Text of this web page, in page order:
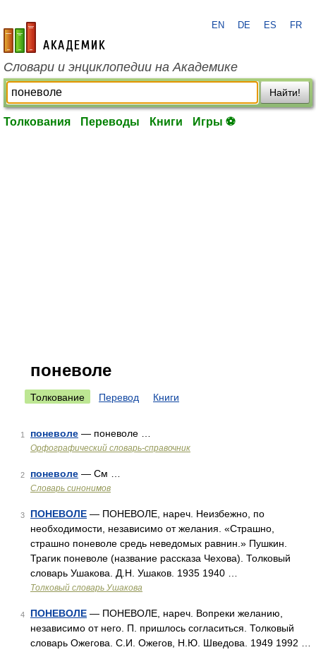
academic.ru
EN DE ES FR
Словари и энциклопедии на Академике
Найти!
Толкования Переводы Книги Игры ⚽
поневоле
Толкование Перевод Книги
1 поневоле — поневоле …
Орфографический словарь-справочник
2 поневоле — См …
Словарь синонимов
3 ПОНЕВОЛЕ — ПОНЕВОЛЕ, нареч. Неизбежно, по
необходимости, независимо от желания. «Страшно,
страшно поневоле средь неведомых равнин.» Пушкин.
Трагик поневоле (название рассказа Чехова). Толковый
словарь Ушакова. Д.Н. Ушаков. 1935 1940 …
Толковый словарь Ушакова
4 ПОНЕВОЛЕ — ПОНЕВОЛЕ, нареч. Вопреки желанию,
независимо от него. П. пришлось согласиться. Толковый
словарь Ожегова. С.И. Ожегов, Н.Ю. Шведова. 1949 1992 …